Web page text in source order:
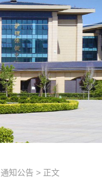
通知公告 > 正文